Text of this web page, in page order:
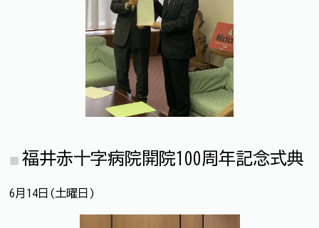
福井赤十字病院開院100周年記念式典
6月14日(土曜日)